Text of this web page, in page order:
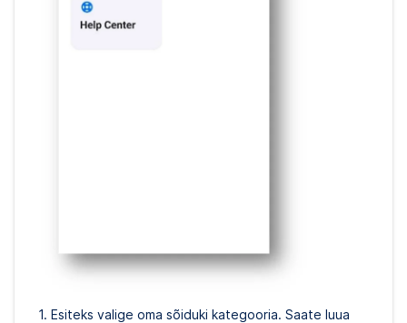
1. Esiteks valige oma sõiduki kategooria. Saate luua